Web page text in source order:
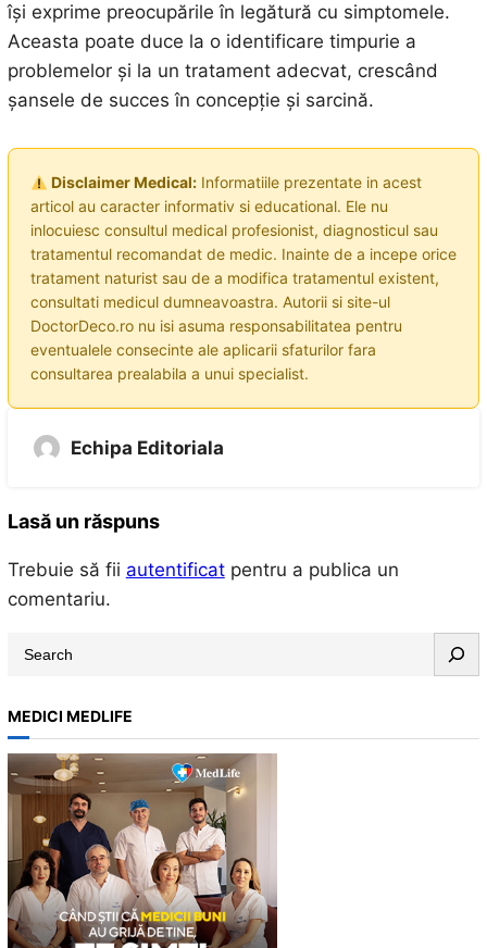
își exprime preocupările în legătură cu simptomele.
Aceasta poate duce la o identificare timpurie a
problemelor și la un tratament adecvat, crescând
șansele de succes în concepție și sarcină.
Disclaimer Medical:Informatiile prezentate in acest
articol au caracter informativ si educational. Ele nu
inlocuiesc consultul medical profesionist, diagnosticul sau
tratamentul recomandat de medic. Inainte de a incepe orice
tratament naturist sau de a modifica tratamentul existent,
consultati medicul dumneavoastra. Autorii si site-ul
DoctorDeco.ro nu isi asuma responsabilitatea pentru
eventualele consecinte ale aplicarii sfaturilor fara
consultarea prealabila a unui specialist.
Echipa Editoriala
Lasă un răspuns
Trebuie să fii autentificatpentru a publica un
comentariu.
a
r
c
h
MEDICI MEDLIFE